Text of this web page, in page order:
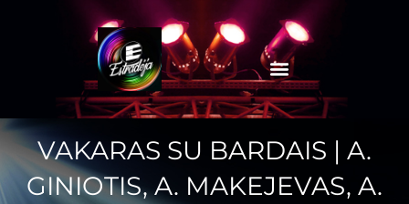
VAKARAS SU BARDAIS | A.
GINIOTIS, A. MAKEJEVAS, A.